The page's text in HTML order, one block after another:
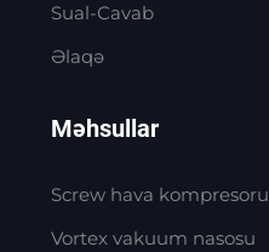
Sual-Cavab
Əlaqə
Məhsullar
Screw hava kompresoru
Vortex vakuum nasosu